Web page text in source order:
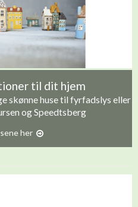
til dit hjem
skønne huse til fyrfadslys eller
og Speedtsberg
her